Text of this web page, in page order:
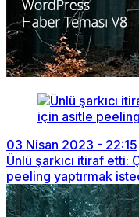
03 Nisan 2023 - 22:15
Ünlü şarkıcı itiraf
peeling yaptırmak